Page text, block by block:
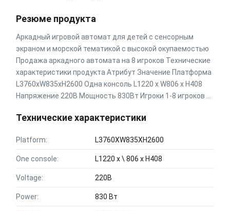
Резюме продукта
Аркадный игровой автомат для детей с сенсорным
экраном и морской тематикой с высокой окупаемостью
Продажа аркадного автомата на 8 игроков Технические
характеристики продукта Атрибут Значение Платформа
L3760xW835xH2600 Одна консоль L1220 x W806 x H408
Напряжение 220В Мощность 830Вт Игроки 1-8 игроков ...
Технические характеристики
Platform: L3760XW835XH2600
One console: L1220 x \ 806 x H408
Voltage: 220В
Power: 830 Вт